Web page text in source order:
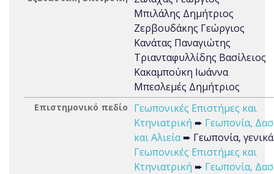
Μπιλάλης Δημήτριος
Ζερβουδάκης Γεώργιος
Κανάτας Παναγιώτης
Τριανταφυλλίδης Βασίλειος
Κακαμπούκη Ιωάννα
Μπεσλεμές Δημήτριος
Επιστημονικό πεδίο
Γεωπονικές Επιστήμες και
Κτηνιατρική ➨ Γεωπονία,
και Αλιεία➨ Γεωπονία, γενικά
Γεωπονικές Επιστήμες και
Κτηνιατρική ➨ Γεωπονία,